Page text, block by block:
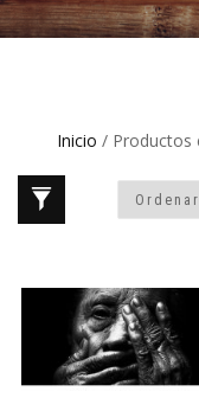
Inicio / Productos